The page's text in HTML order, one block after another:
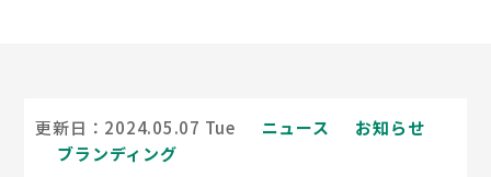
更新日：2024.05.07 Tue ニュース
お知らせ
ブランディング